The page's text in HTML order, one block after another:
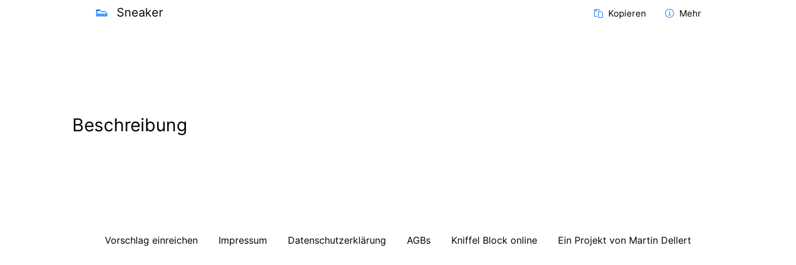
👟 Sneaker Kopieren Mehr
Beschreibung
Vorschlag einreichen Impressum Datenschutzerklärung AGBs Kniffel Block online Ein Projekt von Martin Dellert